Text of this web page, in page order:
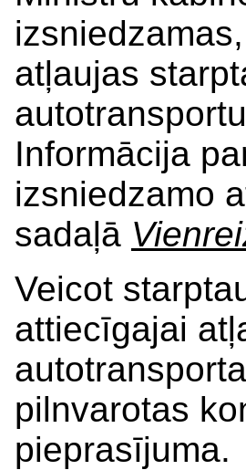
atļaujas
Informācija
izsniedzamo
sadaļā
Veicot
attiecīgajai
pilnvarotas
pieprasījuma.